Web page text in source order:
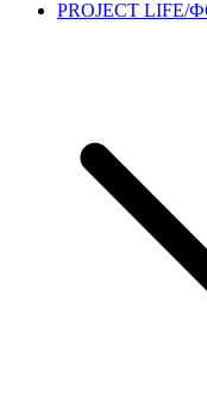
PROJECT